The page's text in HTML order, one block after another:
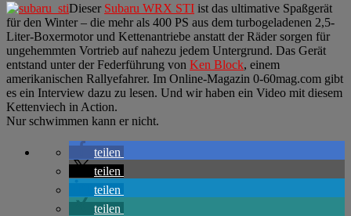
Dieser Subaru WRX STI ist das ultimative Spaßgerät
für den Winter – die mehr als 400 PS aus dem turbogeladenen 2,5-
Liter-Boxermotor und Kettenantriebe anstatt der Räder sorgen für
ungehemmten Vortrieb auf nahezu jedem Untergrund. Das Gerät
entstand unter der Federführung von Ken Block, einem
amerikanischen Rallyefahrer. Im Online-Magazin 0-60mag.com gibt
es ein Interview dazu zu lesen. Und wir haben ein Video mit diesem
Kettenviech in Action.
Nur schwimmen kann er nicht.
teilen
teilen
teilen
teilen